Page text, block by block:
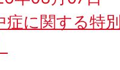
症に関する特